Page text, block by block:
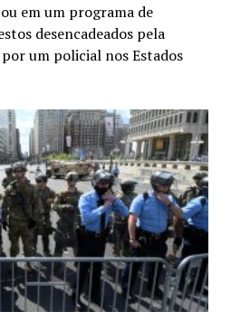
em um programa de
desencadeados pela
um policial nos Estados